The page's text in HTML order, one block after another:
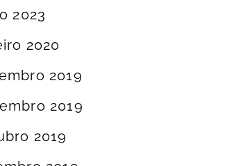
2023
2020
2019
2019
2019